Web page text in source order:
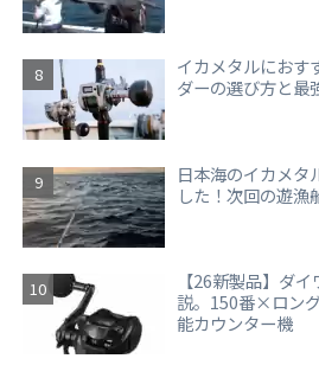
イカメタルにおす
ダーの選び方と最
日本海のイカメタ
した！次回の遊漁
【26新製品】ダ
説。150番×ロン
能カウンター機